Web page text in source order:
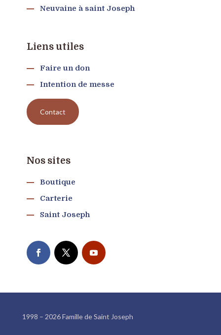
Neuvaine à saint Joseph
Liens utiles
Faire un don
Intention de messe
Contact
Nos sites
Boutique
Carterie
Saint Joseph
1998 – 2026 Famille de Saint Joseph